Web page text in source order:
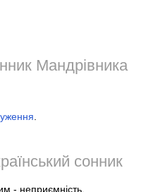
Мандрівника
сонник
- неприємність.